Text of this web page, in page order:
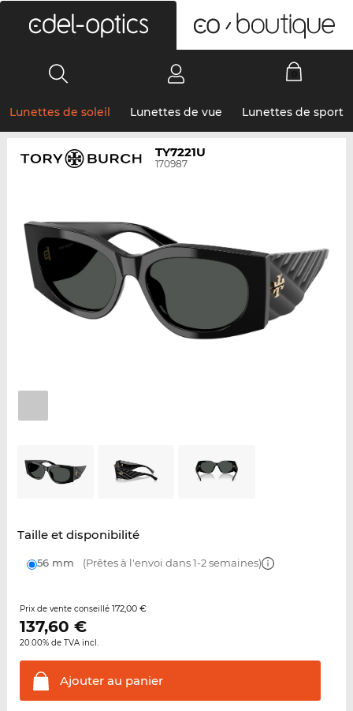
Lunettes de soleil Lunettes de vue Lunettes de sport
TY7221U
170987
Taille et disponibilité
56 mm (Prêtes à l'envoi dans 1-2 semaines)
Prix de vente conseillé 172,00 €
137,60 €
20.00% de TVA incl.
Ajouter au panier